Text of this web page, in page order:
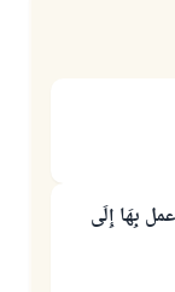
بِهَا إِلَى